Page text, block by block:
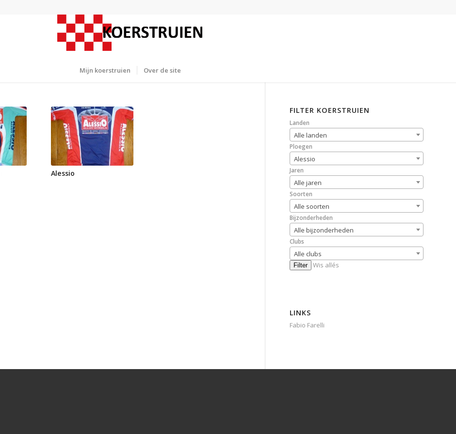
Mijn koerstruien Over de site
Alessio
FILTER KOERSTRUIEN
Landen
Alle landen
Ploegen
Alessio
Jaren
Alle jaren
Soorten
Alle soorten
Bijzonderheden
Alle bijzonderheden
Clubs
Alle clubs
Filter Wis allés
LINKS
Fabio Farelli